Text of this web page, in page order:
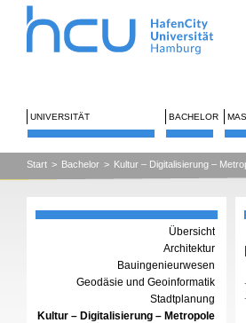
UNIVERSITÄT BACHELOR
Start > Bachelor > Kultur – Digitalisierung –
Übersicht
Architektur
Bauingenieurwesen
Geodäsie und Geoinformatik
Stadtplanung
Kultur – Digitalisierung – Metropole